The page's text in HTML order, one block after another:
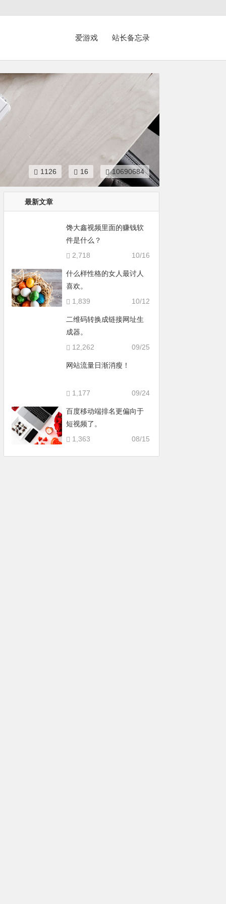
爱游戏 站长备忘录
1126 16 10690684
最新文章
馋大鑫视频里面的赚钱软
件是什么？
10/16
2,718
什么样性格的女人最讨人
喜欢。
10/12
1,839
二维码转换成链接网址生
成器。
09/25
12,262
网站流量日渐消瘦！
09/24
1,177
百度移动端排名更偏向于
短视频了。
08/15
1,363